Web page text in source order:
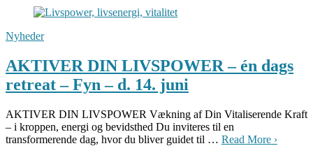
Nyheder
AKTIVER DIN LIVSPOWER – én dags
retreat – Fyn – d. 14. juni
AKTIVER DIN LIVSPOWER Vækning af Din Vitaliserende Kraft
– i kroppen, energi og bevidsthed Du inviteres til en
transformerende dag, hvor du bliver guidet til … Read More ›